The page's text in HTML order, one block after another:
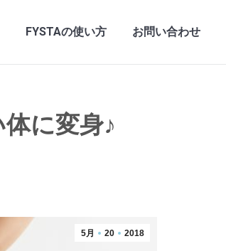
FYSTAの使い方 お問い合わせ
に変身♪
5月 20 2018